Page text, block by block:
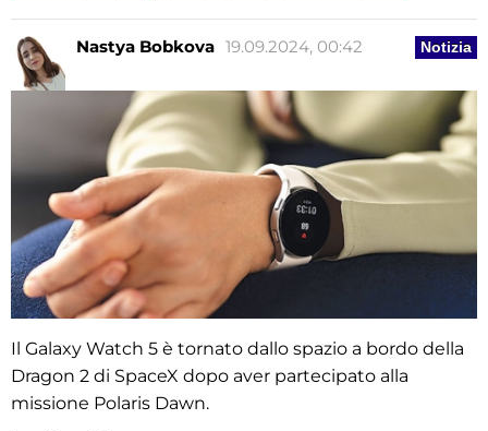
Notizia
Nastya Bobkova 19.09.2024, 00:42
Il Galaxy Watch 5 è tornato dallo spazio a bordo della
Dragon 2 di SpaceX dopo aver partecipato alla
missione Polaris Dawn.